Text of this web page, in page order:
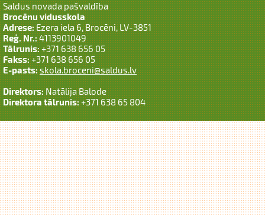
Saldus novada pašvaldība
Brocēnu vidusskola
Adrese:Ezera iela 6, Brocēni, LV-3851
Reģ. Nr.:4113901049
Tālrunis:+371 638 656 05
Fakss:+371 638 656 05
E-pasts:skola.broceni@saldus.lv
Direktors:Natālija Balode
Direktora tālrunis:+371 638 65 804